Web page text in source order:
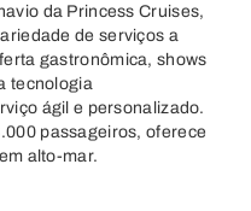
da Princess Cruises,
de serviços a
gastronômica, shows
tecnologia
ágil e personalizado.
passageiros, oferece
alto-mar.